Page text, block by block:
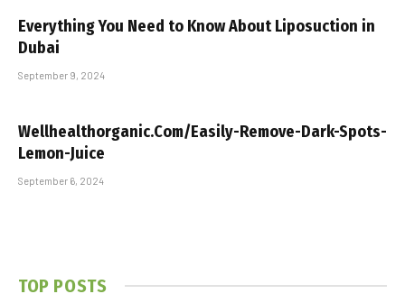
Everything You Need to Know About Liposuction in
Dubai
September 9, 2024
Wellhealthorganic.Com/Easily-Remove-Dark-Spots-
Lemon-Juice
September 6, 2024
TOP POSTS